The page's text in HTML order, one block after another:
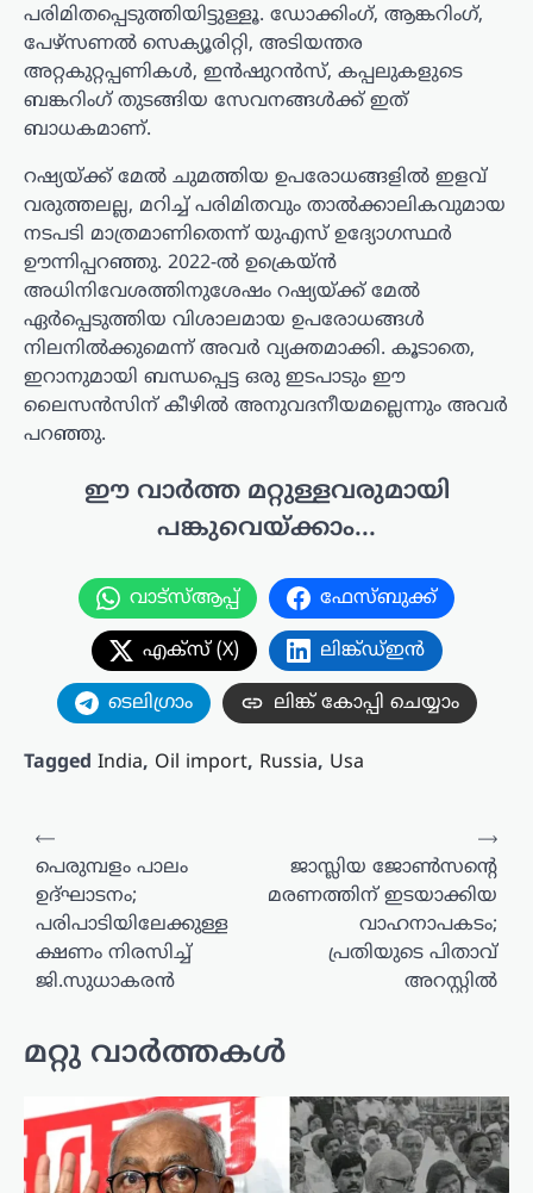
പരിമിതപ്പെടുത്തിയിട്ടുള്ളൂ. ഡോക്കിംഗ്, ആങ്കറിംഗ്,
പേഴ്‌സണൽ സെക്യൂരിറ്റി, അടിയന്തര
അറ്റകുറ്റപ്പണികൾ, ഇൻഷുറൻസ്, കപ്പലുകളുടെ
ബങ്കറിംഗ് തുടങ്ങിയ സേവനങ്ങൾക്ക് ഇത്
ബാധകമാണ്.
റഷ്യയ്ക്ക് മേൽ ചുമത്തിയ ഉപരോധങ്ങളിൽ ഇളവ്
വരുത്തലല്ല, മറിച്ച് പരിമിതവും താൽക്കാലികവുമായ
നടപടി മാത്രമാണിതെന്ന് യുഎസ് ഉദ്യോഗസ്ഥർ
ഊന്നിപ്പറഞ്ഞു. 2022-ൽ ഉക്രെയ്ൻ
അധിനിവേശത്തിനുശേഷം റഷ്യയ്ക്ക് മേൽ
ഏർപ്പെടുത്തിയ വിശാലമായ ഉപരോധങ്ങൾ
നിലനിൽക്കുമെന്ന് അവർ വ്യക്തമാക്കി. കൂടാതെ,
ഇറാനുമായി ബന്ധപ്പെട്ട ഒരു ഇടപാടും ഈ
ലൈസൻസിന് കീഴിൽ അനുവദനീയമല്ലെന്നും അവർ
പറഞ്ഞു.
ഈ വാർത്ത മറ്റുള്ളവരുമായി
പങ്കുവെയ്ക്കാം...
വാട്സ്ആപ്പ് ഫേസ്ബുക്ക്
എക്സ് (X) ലിങ്ക്ഡ്ഇൻ
ടെലിഗ്രാം ലിങ്ക് കോപ്പി ചെയ്യാം
Tagged India, Oil import, Russia, Usa
പോസ്റ്റുകളിലൂടെ
⟵
പെരുമ്പളം പാലം
ഉദ്ഘാടനം;
പരിപാടിയിലേക്കുള്ള
ക്ഷണം നിരസിച്ച്
ജി.സുധാകരൻ
ജാസ്ലിയ ജോണ്‍സന്റെ
മരണത്തിന് ഇടയാക്കിയ
വാഹനാപകടം;
പ്രതിയുടെ പിതാവ്
അറസ്റ്റില്‍
⟶
മറ്റു വാർത്തകൾ